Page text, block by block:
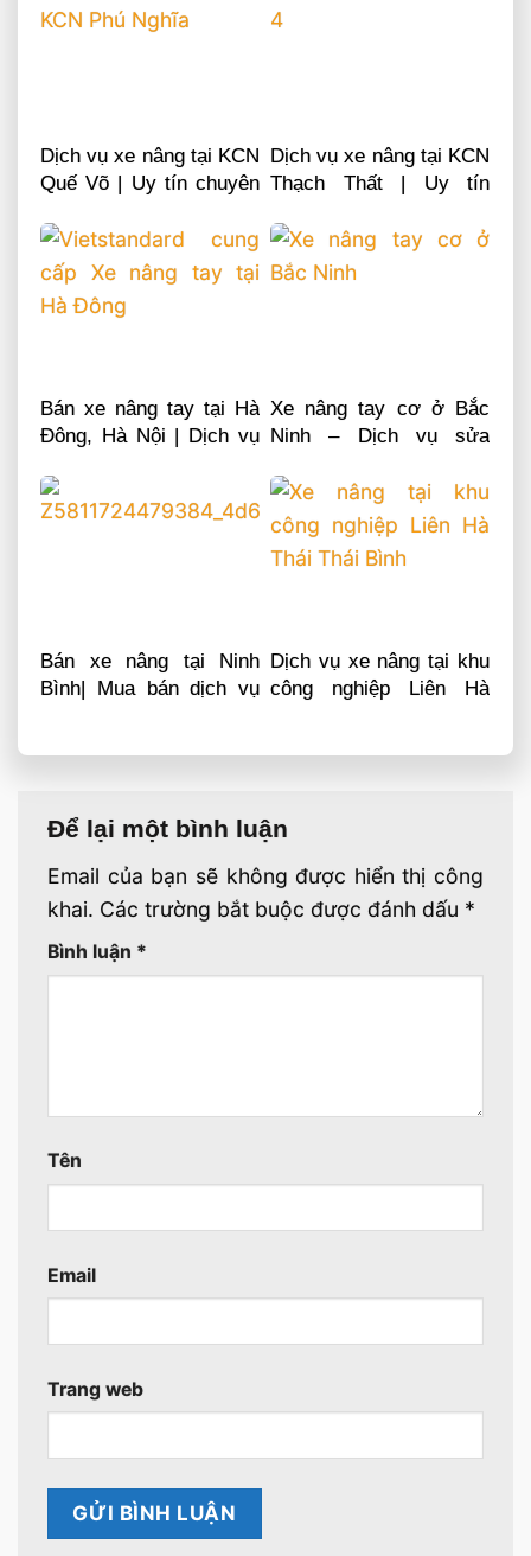
Dịch vụ xe nâng tại KCN
Quế Võ | Uy tín chuyên
Dịch vụ xe nâng tại KCN
Thạch Thất | Uy tín
0868481555
Bán xe nâng tay tại Hà
Đông, Hà Nội | Dịch vụ
Xe nâng tay cơ ở Bắc
Ninh – Dịch vụ sửa
Bán xe nâng tại Ninh
Bình| Mua bán dịch vụ
Dịch vụ xe nâng tại khu
công nghiệp Liên Hà
Để lại một bình luận
Email của bạn sẽ không được hiển thị công
khai. Các trường bắt buộc được đánh dấu *
Bình luận *
Tên
Email
Trang web